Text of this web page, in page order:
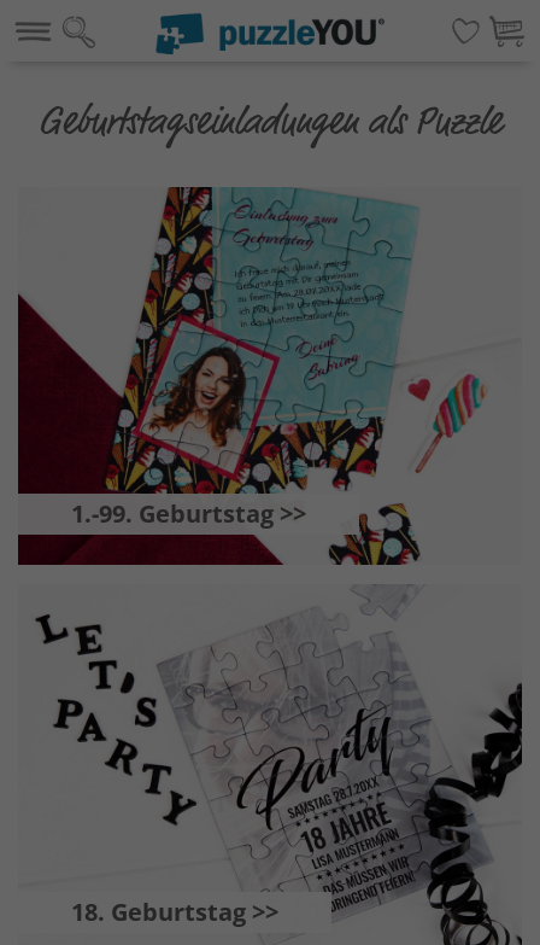
Geburtstagseinladungen als Puzzle
1.-99. Geburtstag >>
18. Geburtstag >>